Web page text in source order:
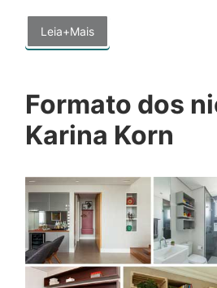
Leia+Mais
Formato dos
Karina Korn